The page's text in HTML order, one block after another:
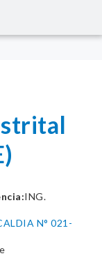
ING.
N° 021-